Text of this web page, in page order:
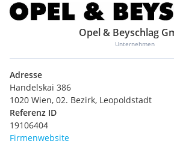
Opel & Beyschlag
Unternehmen
Adresse
Handelskai 386
1020 Wien, 02. Bezirk, Leopoldstadt
Referenz ID
19106404
Firmenwebsite